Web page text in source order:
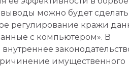
можно будет сделать
регулирование кражи
с компьютером». В
имущественного